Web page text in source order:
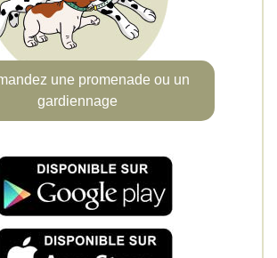
une promenade ou un
gardiennage